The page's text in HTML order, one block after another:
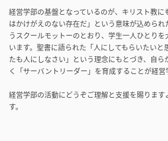
経営学部の基盤となっているのが、キリスト教に
はかけがえのない存在だ」という意味が込めら
うスクールモットーのとおり、学生一人ひとり
います。聖書に語られた「人にしてもらいたい
たも人にしなさい」という理念にもとづき、自
く「サーバントリーダー」を育成することが経営
経営学部の活動にどうぞご理解と支援を賜ります
す。